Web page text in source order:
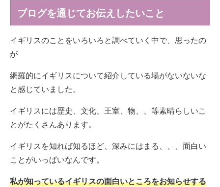
ブログを通じてお伝えしたいこと
イギリスのことをいろいろと調べていく中で、思ったの
が
網羅的にイギリスについて紹介している場がないないな
と感じていました。
イギリスには歴史、文化、王室、物、、等素晴らしいこ
とがたくさんあります。
イギリスを知れば知るほど、深みにはまる、、、面白い
ことがいっぱいなんです。
私が知っているイギリスの面白いところをお知らせする